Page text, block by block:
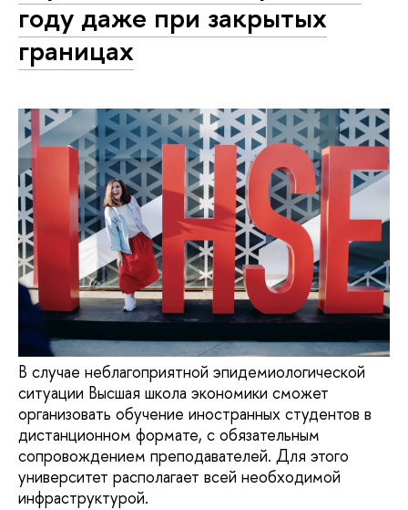
году даже при закрытых
границах
В случае неблагоприятной эпидемиологической
ситуации Высшая школа экономики сможет
организовать обучение иностранных студентов в
дистанционном формате, с обязательным
сопровождением преподавателей. Для этого
университет располагает всей необходимой
инфраструктурой.